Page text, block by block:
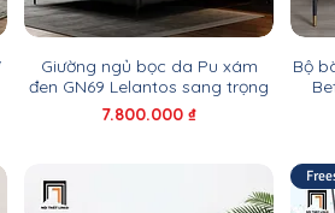
Giường ngủ bọc da Pu xám
đen GN69 Lelantos sang trọng
Giá
7.800.000 ₫
Bộ